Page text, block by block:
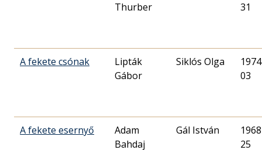
Thurber
31
A fekete csónak
Lipták
Gábor
Siklós Olga
03
A fekete esernyő
Adam
Bahdaj
Gál István
25